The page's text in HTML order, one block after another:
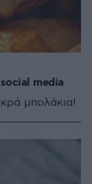
media
μπολάκια!